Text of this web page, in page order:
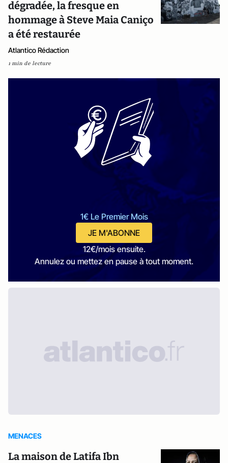
dégradée, la fresque en
hommage à Steve Maia Caniço
a été restaurée
Atlantico Rédaction
1 min de lecture
1€ Le Premier Mois
JE M'ABONNE
12€/mois ensuite.
Annulez ou mettez en pause à tout moment.
MENACES
La maison de Latifa Ibn